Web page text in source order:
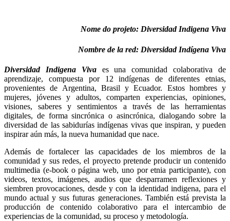
Nome do projeto: Diversidad Indigena Viva
Nombre de la red: Diversidad Indígena Viva
Diversidad Indigena Vivaes una comunidad colaborativa de
aprendizaje, compuesta por 12 indígenas de diferentes etnias,
provenientes de Argentina, Brasil y Ecuador. Estos hombres y
mujeres, jóvenes y adultos, comparten experiencias, opiniones,
visiones, saberes y sentimientos a través de las herramientas
digitales, de forma sincrónica o asincrónica, dialogando sobre la
diversidad de las sabidurías indígenas vivas que inspiran, y pueden
inspirar aún más, la nueva humanidad que nace.
Además de fortalecer las capacidades de los miembros de la
comunidad y sus redes, el proyecto pretende producir un contenido
multimedia (e-book o página web, uno por etnia participante), con
videos, textos, imágenes, audios que desparramen reflexiones y
siembren provocaciones, desde y con la identidad indigena, para el
mundo actual y sus futuras generaciones. También está prevista la
producción de contenido colaborativo para el intercambio de
experiencias de la comunidad, su proceso y metodología.